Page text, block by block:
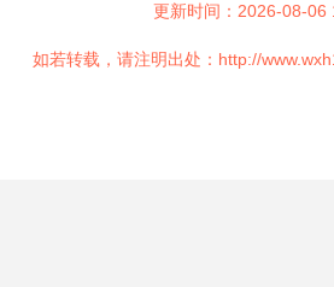
更新时间：2026-08-06
如若转载，请注明出处：http://